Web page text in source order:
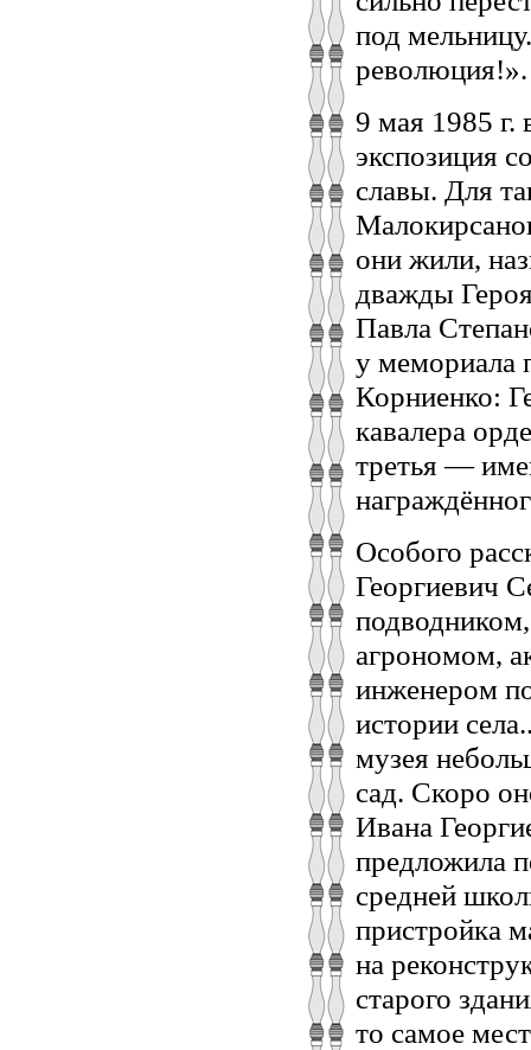
под
революция!».
9 мая 1985 г.
экспозиция
славы. Для
они жили,
дважды
Павла
у мемориала
Корниенко:
кавалера
третья —
Особого
Георгиевич
агрономом,
инженером
истории
музея
сад. Скоро
Ивана
предложила
средней
пристройка
на
старого
то самое